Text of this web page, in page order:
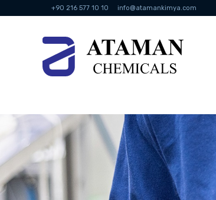
+90 216 577 10 10 info@atamankimya.com